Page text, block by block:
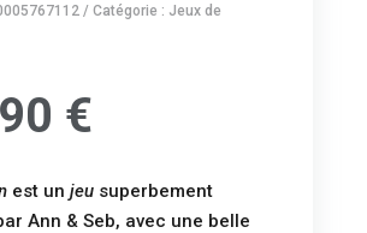
Catégorie : Jeux de
€
est un jeusuperbement
Ann & Seb, avec une belle